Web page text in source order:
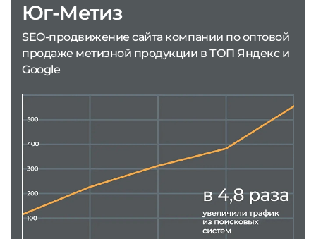
Юг-Метиз
SEO-продвижение сайта компании по оптовой
продаже метизной продукции в ТОП Яндекс и
Google